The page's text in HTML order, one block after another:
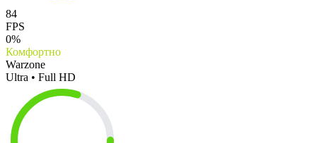
84
FPS
0%
Комфортно
Warzone
Ultra • Full HD